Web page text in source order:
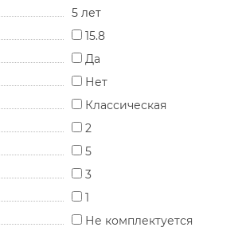
5 лет
15.8
Да
Нет
Классическая
2
5
3
1
Не комплектуется